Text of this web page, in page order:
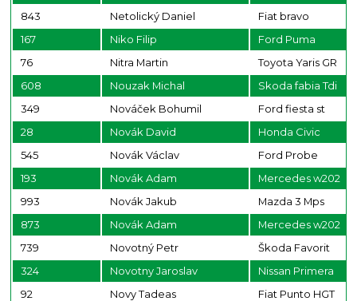
843
Netolický Daniel
Fiat bravo
167
Niko Filip
Ford Puma
76
Nitra Martin
Toyota Yaris GR
608
Nouzak Michal
Skoda fabia Tdi
349
Nováček Bohumil
Ford fiesta st
28
Novák David
Honda Civic
545
Novák Václav
Ford Probe
193
Novák Adam
Mercedes w202
993
Novák Jakub
Mazda 3 Mps
873
Novák Adam
Mercedes w202
739
Novotný Petr
Škoda Favorit
324
Novotny Jaroslav
Nissan Primera
92
Novy Tadeas
Fiat Punto HGT